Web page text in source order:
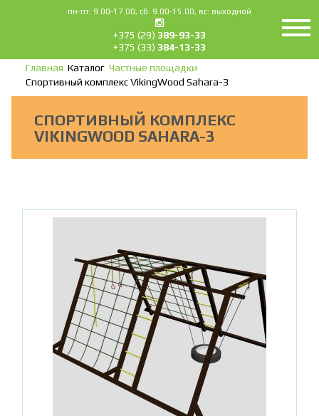
пн-пт: 9.00-17.00, сб: 9.00-15.00, вс: выходной
+375 (29) 389-93-33
+375 (33) 384-13-33
Главная Каталог Частные площадки
Спортивный комплекс VikingWood Sahara-3
СПОРТИВНЫЙ КОМПЛЕКС
VIKINGWOOD SAHARA-3